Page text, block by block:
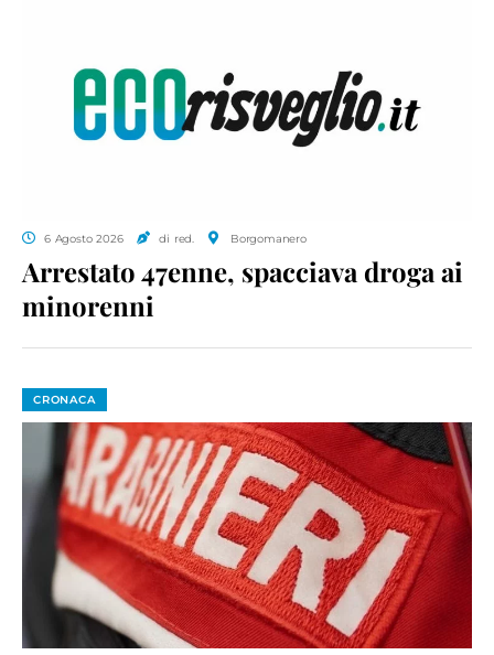
6 Agosto 2026 di red. Borgomanero
Arrestato 47enne, spacciava droga ai
minorenni
CRONACA